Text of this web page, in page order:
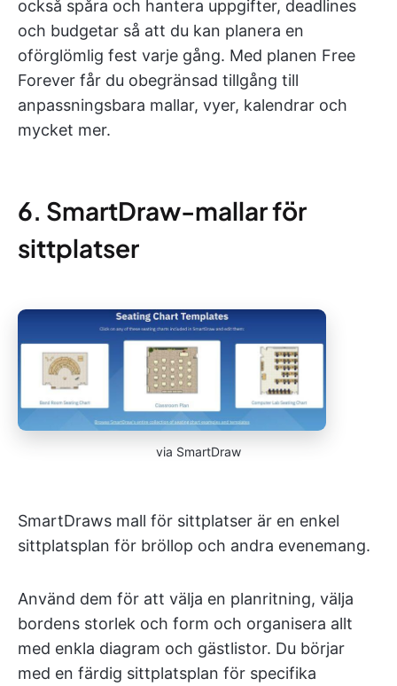
också spåra och hantera uppgifter, deadlines
och budgetar så att du kan planera en
oförglömlig fest varje gång. Med planen Free
Forever får du obegränsad tillgång till
anpassningsbara mallar, vyer, kalendrar och
mycket mer.
6. SmartDraw-mallar för
sittplatser
via SmartDraw
SmartDraws mall för sittplatser är en enkel
sittplatsplan för bröllop och andra evenemang.
Använd dem för att välja en planritning, välja
bordens storlek och form och organisera allt
med enkla diagram och gästlistor. Du börjar
med en färdig sittplatsplan för specifika